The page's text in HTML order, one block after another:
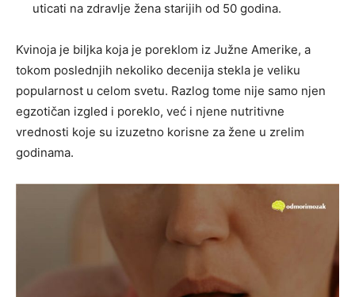
uticati na zdravlje žena starijih od 50 godina.
Kvinoja je biljka koja je poreklom iz Južne Amerike, a
tokom poslednjih nekoliko decenija stekla je veliku
popularnost u celom svetu. Razlog tome nije samo njen
egzotičan izgled i poreklo, već i njene nutritivne
vrednosti koje su izuzetno korisne za žene u zrelim
godinama.